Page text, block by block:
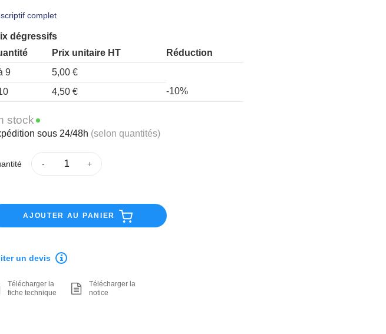
complet
dégressifs
Prix unitaire HT
Réduction
9
5,00 €
4,50 € -10%
stock
sous 24/48h (selon quantités)
AJOUTER AU PANIER
un devis
Télécharger la
fiche technique
Télécharger la
notice